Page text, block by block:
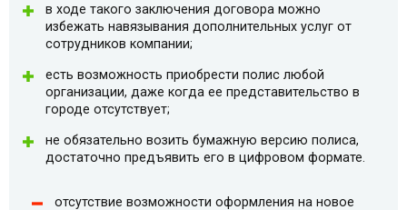
в ходе такого заключения договора можно
избежать навязывания дополнительных услуг от
сотрудников компании;
есть возможность приобрести полис любой
организации, даже когда ее представительство в
городе отсутствует;
не обязательно возить бумажную версию полиса,
достаточно предъявить его в цифровом формате.
отсутствие возможности оформления на новое